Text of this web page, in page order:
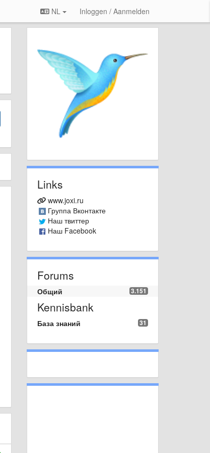
NL Inloggen / Aanmelden
Links
www.joxi.ru
Группа Вконтакте
Наш твиттер
Наш Facebook
Forums
3.151
Общий
Kennisbank
31
База знаний